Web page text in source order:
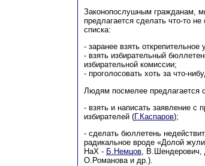
Законопослушным гражданам,
предлагается сделать что-то
списка:
- заранее взять открепительное
- взять избирательный
избирательной комиссии;
- проголосовать хоть за что-
Людям посмелее предлагается
- взять и написать заявление с
избирателей (Г.Каспаров);
- сделать бюллетень
радикальное вроде «Долой
НаХ - Б.Немцов, В.Шендерович,
О.Романова и др.).